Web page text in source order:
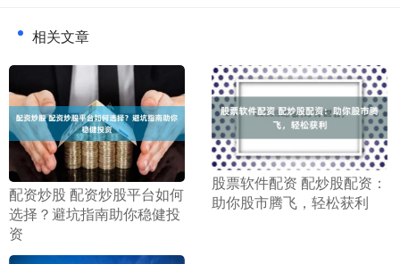
相关文章
​配资炒股 配资炒股平台如何
选择？避坑指南助你稳健投
资
​股票软件配资 配炒股配资：
助你股市腾飞，轻松获利